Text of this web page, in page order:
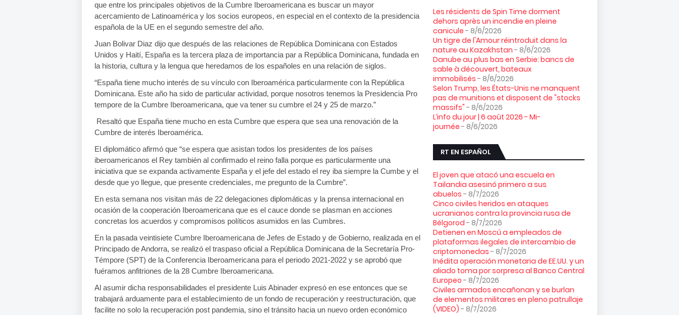
que entre los principales objetivos de la Cumbre Iberoamericana es buscar un mayor
acercamiento de Latinoamérica y los socios europeos, en especial en el contexto de la presidencia
española de la UE en el segundo semestre del año.
Juan Bolivar Diaz dijo que después de las relaciones de República Dominicana con Estados
Unidos y Haití, España es la tercera plaza de importancia par a República Dominicana, fundada en
la historia, cultura y la lengua que heredamos de los españoles en una relación de siglos.
“España tiene mucho interés de su vínculo con Iberoamérica particularmente con la República
Dominicana. Este año ha sido de particular actividad, porque nosotros tenemos la Presidencia Pro
tempore de la Cumbre Iberoamericana, que va tener su cumbre el 24 y 25 de marzo.”
Resaltó que España tiene mucho en esta Cumbre que espera que sea una renovación de la
Cumbre de interés Iberoamérica.
El diplomático afirmó que “se espera que asistan todos los presidentes de los países
iberoamericanos el Rey también al confirmado el reino falla porque es particularmente una
iniciativa que se expanda activamente España y el jefe del estado el rey iba siempre la Cumbe y el
desde que yo llegue, que presente credenciales, me pregunto de la Cumbre”.
En esta semana nos visitan más de 22 delegaciones diplomáticas y la prensa internacional en
ocasión de la cooperación Iberoamericana que es el cauce donde se plasman en acciones
concretas los acuerdos y compromisos políticos asumidos en las Cumbres.
En la pasada veintisiete Cumbre Iberoamericana de Jefes de Estado y de Gobierno, realizada en el
Principado de Andorra, se realizó el traspaso oficial a República Dominicana de la Secretaría Pro-
Témpore (SPT) de la Conferencia Iberoamericana para el periodo 2021-2022 y se aprobó que
fuéramos anfitriones de la 28 Cumbre Iberoamericana.
Al asumir dicha responsabilidades el presidente Luis Abinader expresó en ese entonces que se
trabajará arduamente para el establecimiento de un fondo de recuperación y reestructuración, que
facilite no solo la recuperación post pandemia, sino el tránsito hacia un nuevo orden económico
Les résidents de Spin Time dorment
dehors après un incendie en pleine
canicule - 8/6/2026
Un tigre de l'Amour réintroduit dans la
nature au Kazakhstan - 8/6/2026
Danube au plus bas en Serbie: bancs de
sable à découvert, bateaux
immobilisés - 8/6/2026
Selon Trump, les États-Unis ne manquent
pas de munitions et disposent de "stocks
massifs" - 8/6/2026
L’info du jour | 6 août 2026 - Mi-
journée - 8/6/2026
RT EN ESPAÑOL
El joven que atacó una escuela en
Tailandia asesinó primero a sus
abuelos - 8/7/2026
Cinco civiles heridos en ataques
ucranianos contra la provincia rusa de
Bélgorod - 8/7/2026
Detienen en Moscú a empleados de
plataformas ilegales de intercambio de
criptomonedas - 8/7/2026
Inédita operación monetaria de EE.UU. y un
aliado toma por sorpresa al Banco Central
Europeo - 8/7/2026
Civiles armados encañonan y se burlan
de elementos militares en pleno patrullaje
(VIDEO) - 8/7/2026